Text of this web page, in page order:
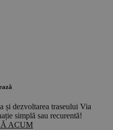
și dezvoltarea traseului Via
simplă sau recurentă!
ACUM